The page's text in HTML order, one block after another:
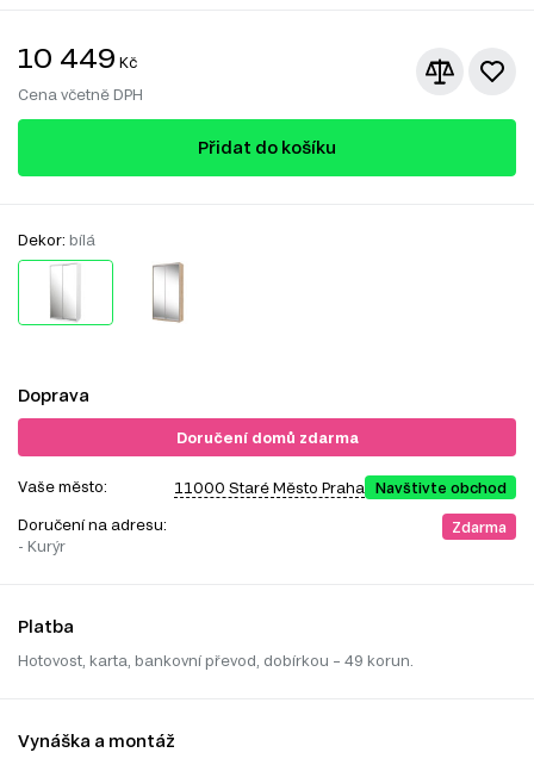
10 449 Kč
Cena včetně DPH
Přidat do košíku
Dekor: bílá
Doprava
Doručení domů zdarma
Vaše město: 11000 Staré Město Praha Navštivte obchod
Doručení na adresu:
- Kurýr
Zdarma
Platba
Hotovost, karta, bankovní převod, dobírkou – 49 korun.
Vynáška a montáž